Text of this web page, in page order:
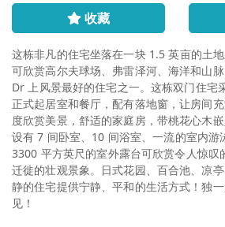
收藏
这栋非凡的住宅坐落在一块 1.5 英亩的土
可欣赏高尔夫球场、弗雷泽河、海洋和山
Dr 上风景最好的住宅之一。这栋双门住宅
正式起居室和餐厅，配有落地窗，让房间
度欣赏美景，舒适的家庭房，带桃花心木嵌
设有 7 间卧室、10 间浴室、一流的室内游
3300 平方英尺的室外露台可欣赏令人惊叹
迁徙的壮观景象。日式花园、百合池、凉
静的住宅提供宁静、平和的生活方式！独
见！